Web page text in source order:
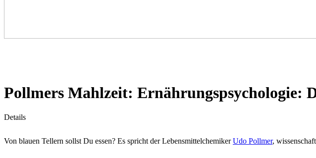
Pollmers Mahlzeit: Ernährungspsychologie:
Details
Von blauen Tellern sollst Du essen? Es spricht der LebensmittelchemikerUdo Pollmer,